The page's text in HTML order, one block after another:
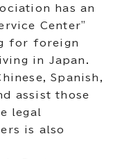
has an
Center"
for foreign
in Japan.
Spanish,
assist those
legal
is also